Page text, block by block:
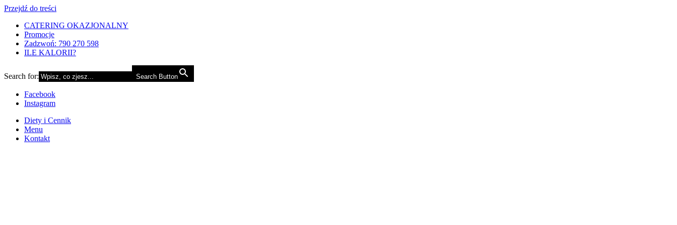
Przejdź do treści
CATERING OKAZJONALNY
Promocje
Zadzwoń: 790 270 598
ILE KALORII?
Search for: Search Button
Facebook
Instagram
Diety i Cennik
Menu
Kontakt